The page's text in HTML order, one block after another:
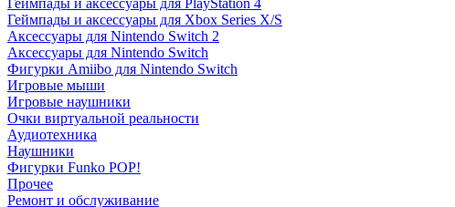
Геймпады и аксессуары для PlayStation 4
Геймпады и аксессуары для Xbox Series X/S
Аксессуары для Nintendo Switch 2
Аксессуары для Nintendo Switch
Фигурки Amiibo для Nintendo Switch
Игровые мыши
Игровые наушники
Очки виртуальной реальности
Аудиотехника
Наушники
Фигурки Funko POP!
Прочее
Ремонт и обслуживание